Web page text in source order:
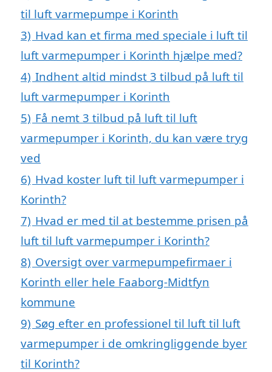
til luft varmepumpe i Korinth
3) Hvad kan et firma med speciale i luft til
luft varmepumper i Korinth hjælpe med?
4) Indhent altid mindst 3 tilbud på luft til
luft varmepumper i Korinth
5) Få nemt 3 tilbud på luft til luft
varmepumper i Korinth, du kan være tryg
ved
6) Hvad koster luft til luft varmepumper i
Korinth?
7) Hvad er med til at bestemme prisen på
luft til luft varmepumper i Korinth?
8) Oversigt over varmepumpefirmaer i
Korinth eller hele Faaborg-Midtfyn
kommune
9) Søg efter en professionel til luft til luft
varmepumper i de omkringliggende byer
til Korinth?